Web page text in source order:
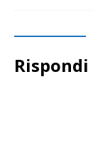
Rispondi